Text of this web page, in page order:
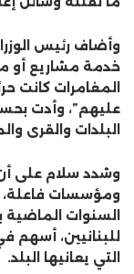
وأضاف رئيس
خدمة مشاريع أو
المغامرات كانت
عليهم”، وأدت
البلدات والقرى
وشدد سلام على أن
ومؤسسات فاعلة،
السنوات الماضية
للبنانيين، أسهم
التي يعانيها البلد.